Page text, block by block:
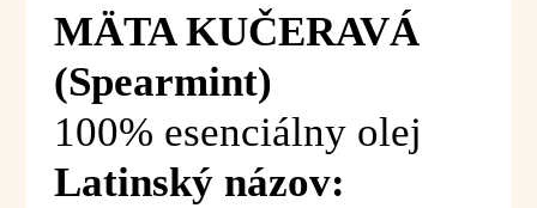
MÄTA KUČERAVÁ
(Spearmint)
100% esenciálny olej
Latinský názov: